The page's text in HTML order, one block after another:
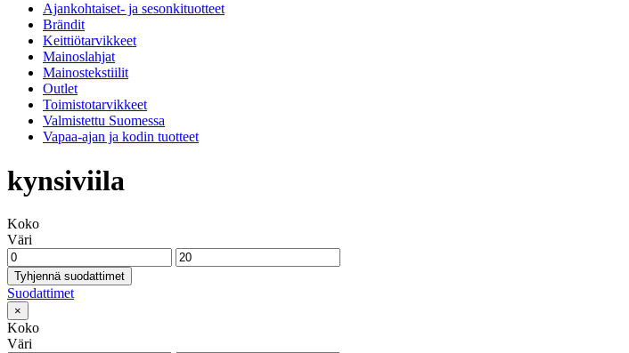
Ajankohtaiset- ja sesonkituotteet
Brändit
Keittiötarvikkeet
Mainoslahjat
Mainostekstiilit
Outlet
Toimistotarvikkeet
Valmistettu Suomessa
Vapaa-ajan ja kodin tuotteet
kynsiviila
Koko
Väri
Tyhjennä suodattimet
Suodattimet
×
Koko
Väri